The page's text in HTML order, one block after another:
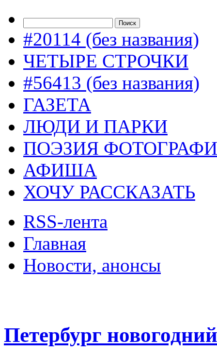
#20114 (без названия)
ЧЕТЫРЕ СТРОЧКИ
#56413 (без названия)
ГАЗЕТА
ЛЮДИ И ПАРКИ
ПОЭЗИЯ
АФИША
ХОЧУ РАССКАЗАТЬ
RSS-лента
Главная
Новости, анонсы
Петербург